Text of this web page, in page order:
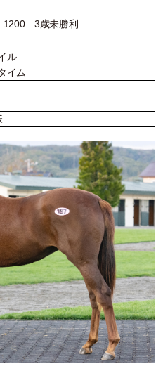
3歳未勝利
ル
イム